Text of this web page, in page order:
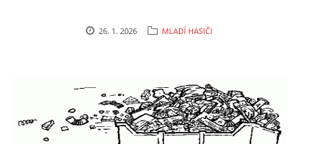
26. 1. 2026 MLADÍ HASIČI